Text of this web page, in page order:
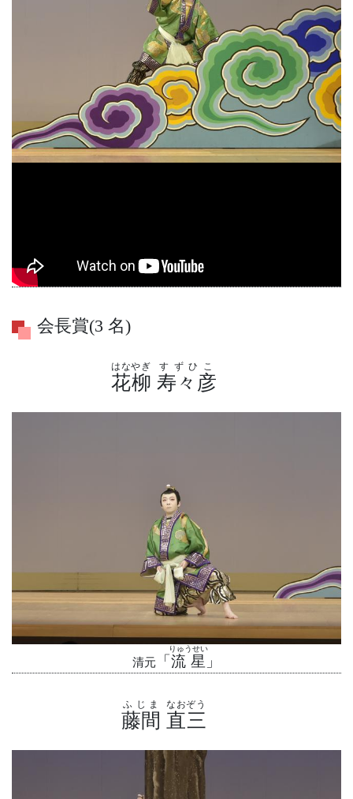
会長賞(3 名)
花柳
はなやぎ
寿々彦
すずひこ
清元 「 流星
りゅうせい
」
藤間
ふじま
直三
なおぞう